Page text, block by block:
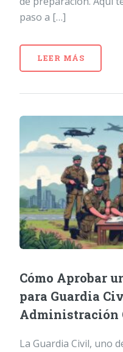
paso a […]
LEER MÁS
Cómo Aprobar
para Guardia
Administración
La Guardia Civil, uno